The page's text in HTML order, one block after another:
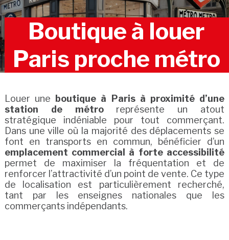
Boutique à louer
Paris proche métro
Louer une
boutique à Paris à proximité d’une
station de métroreprésente un atout
stratégique indéniable pour tout commerçant.
Dans une ville où la majorité des déplacements se
font en transports en commun, bénéficier d’un
emplacement commercial à forte accessibilité
permet de maximiser la fréquentation et de
renforcer l’attractivité d’un point de vente. Ce type
de localisation est particulièrement recherché,
tant par les enseignes nationales que les
commerçants indépendants.